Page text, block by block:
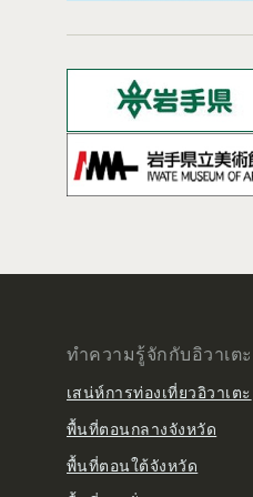
ทำความรู้จักกับอิวาเตะ
เสน่ห์การท่องเที่ยวอิวาเตะ
พื้นที่ตอนกลางจังหวัด
พื้นที่ตอนใต้จังหวัด